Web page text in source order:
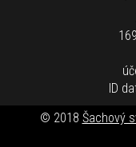
ID
© 2018 Šachový